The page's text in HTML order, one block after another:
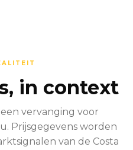
in context
vervanging voor
Prijsgegevens worden
van de Costa